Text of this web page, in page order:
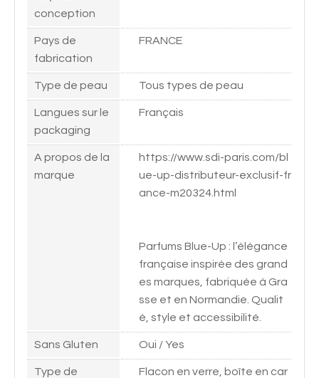
conception
Pays de
fabrication
FRANCE
Type de peau Tous types de peau
Langues sur le
packaging
Français
A propos de la
marque
https://www.sdi-paris.com/bl
ue-up-distributeur-exclusif-fr
ance-m20324.html
Parfums Blue-Up : l’élégance
française inspirée des grand
es marques, fabriquée à Gra
sse et en Normandie. Qualit
é, style et accessibilité.
Sans Gluten Oui / Yes
Type de
Flacon en verre, boîte en car